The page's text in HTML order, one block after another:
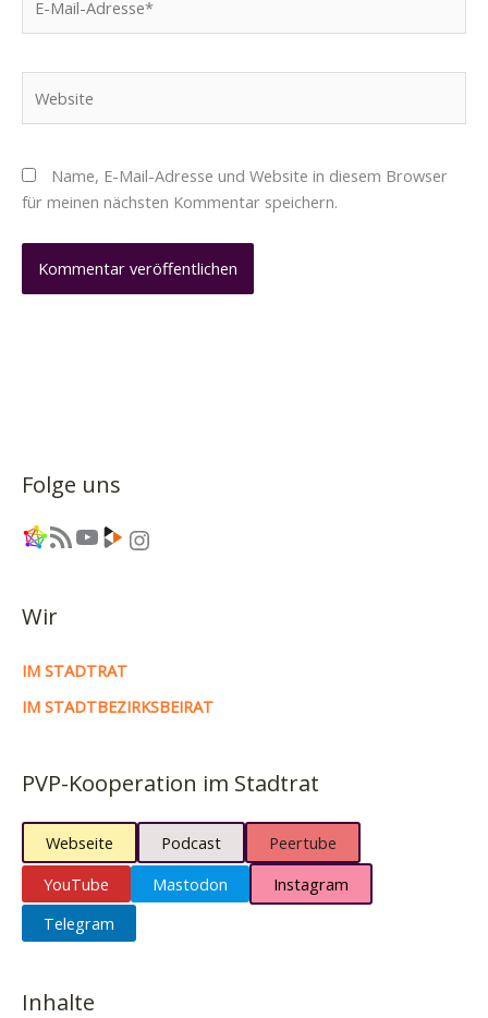
Mail-
Name, E-Mail-Adresse und Website in diesem Browser
für meinen nächsten Kommentar speichern.
Folge uns
Link RSS-Feed YouTube Link Instagram
Wir
IM STADTRAT
IM STADTBEZIRKSBEIRAT
PVP-Kooperation im Stadtrat
Webseite Podcast
Peertube
YouTube
Mastodon
Instagram
Telegram
Inhalte